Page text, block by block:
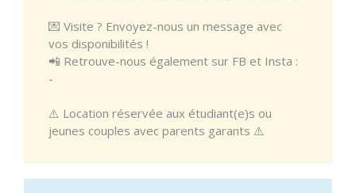
💌 Visite ? Envoyez-nous un message avec
vos disponibilités !
📲 Retrouve-nous également sur FB et Insta :
-
⚠️ Location réservée aux étudiant(e)s ou
jeunes couples avec parents garants ⚠️